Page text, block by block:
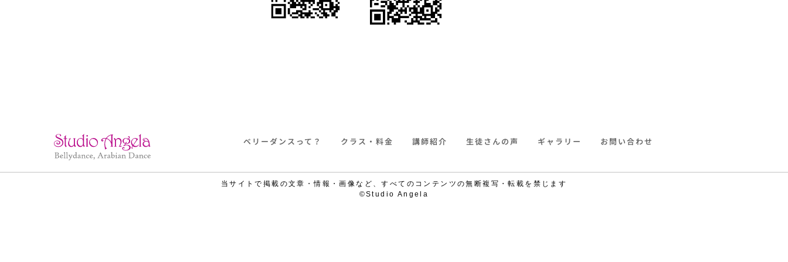
ベリーダンスって？ クラス・料金 講師紹介 生徒さんの声 ギャラリー お問い合わせ
当サイトで掲載の文章・情報・画像など、すべてのコンテンツの無断複写・転載を禁じます
©Studio Angela